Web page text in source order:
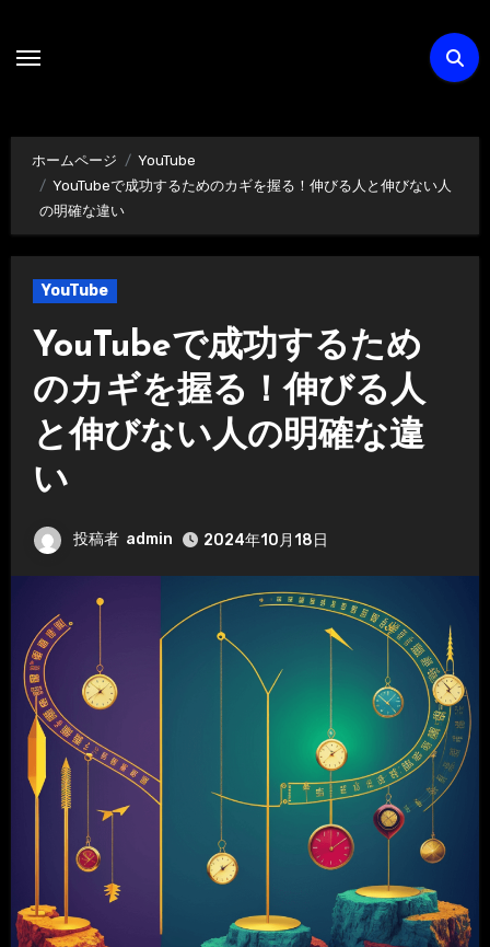
キ
ホームページ
YouTube
YouTubeで成功するためのカギを握る！伸びる人と伸びない人
の明確な違い
YouTube
YouTubeで成功するため
のカギを握る！伸びる人
と伸びない人の明確な違
い
投稿者 admin 2024年10月18日